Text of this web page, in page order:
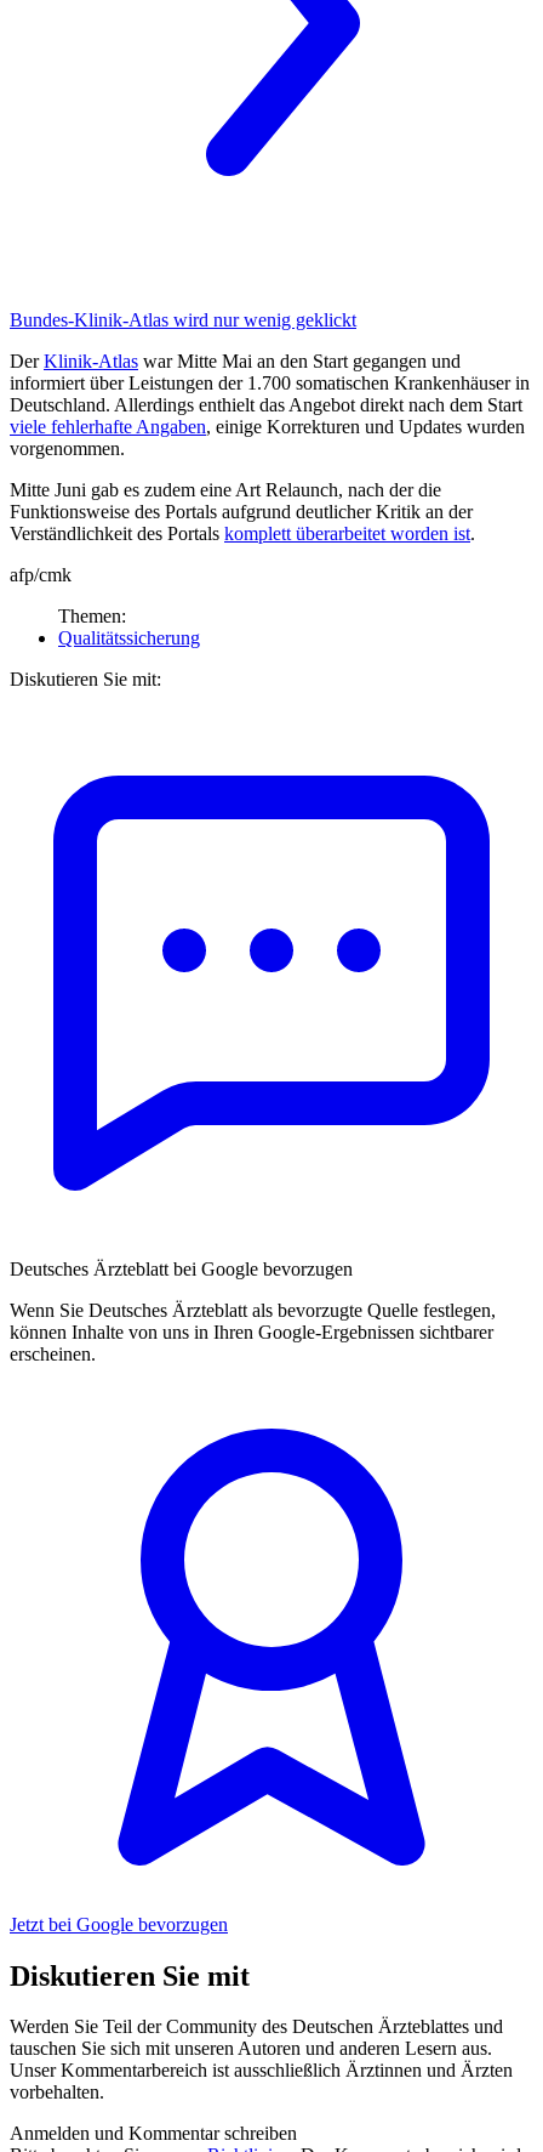
Bundes-Klinik-Atlas wird nur wenig geklickt
DerKlinik-Atlas war Mitte Mai an den Start gegangen und
informiert über Leistungen der 1.700 somatischen Krankenhäuser in
Deutschland. Allerdings enthielt das Angebot direkt nach dem Start
viele fehlerhafte Angaben, einige Korrekturen und Updates wurden
vorgenommen.
Mitte Juni gab es zudem eine Art Relaunch, nach der die
Funktionsweise des Portals aufgrund deutlicher Kritik an der
Verständlichkeit des Portals komplett überarbeitet worden ist.
afp/cmk
Themen:
Qualitätssicherung
Diskutieren Sie mit:
Deutsches Ärzteblatt bei Google bevorzugen
Wenn Sie Deutsches Ärzteblatt als bevorzugte Quelle festlegen,
können Inhalte von uns in Ihren Google-Ergebnissen sichtbarer
erscheinen.
Jetzt bei Google bevorzugen
Diskutieren Sie mit
Werden Sie Teil der Community des Deutschen Ärzteblattes und
tauschen Sie sich mit unseren Autoren und anderen Lesern aus.
Unser Kommentarbereich ist ausschließlich Ärztinnen und Ärzten
vorbehalten.
Anmelden und Kommentar schreiben